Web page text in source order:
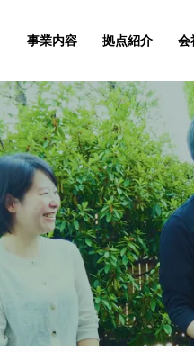
事業内容 拠点紹介 会